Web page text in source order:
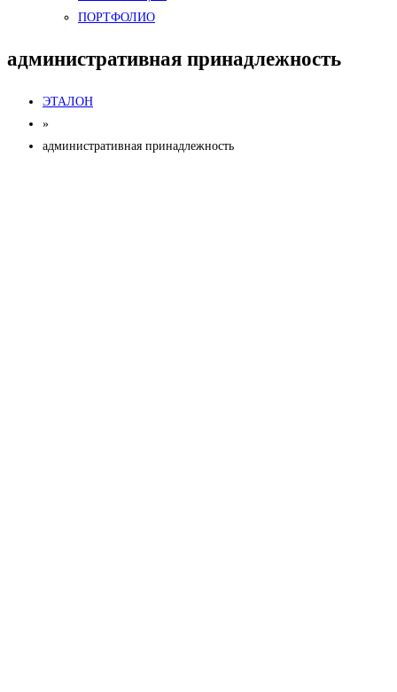
ПОРТФОЛИО
административная принадлежность
ЭТАЛОН
»
административная принадлежность